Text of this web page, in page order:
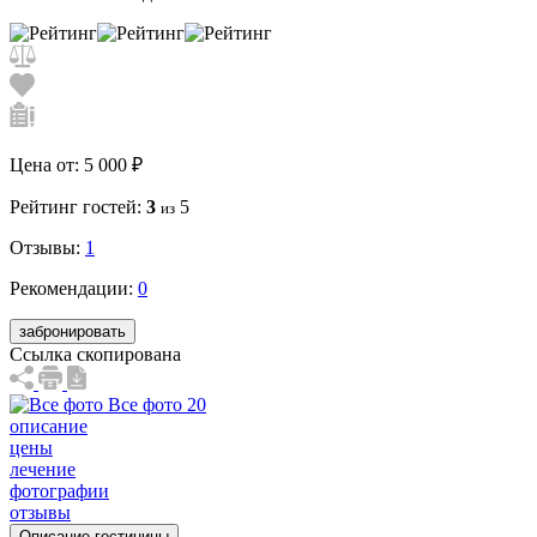
Цена от: 5 000 ₽
Рейтинг гостей: 3 из 5
Отзывы: 1
Рекомендации: 0
забронировать
Ссылка скопирована
Все фото 20
описание
цены
лечение
фотографии
отзывы